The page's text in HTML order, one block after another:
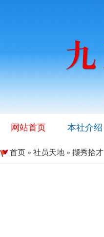
网站首页 本社介绍
首页 » 社员天地 » 撷秀拾才